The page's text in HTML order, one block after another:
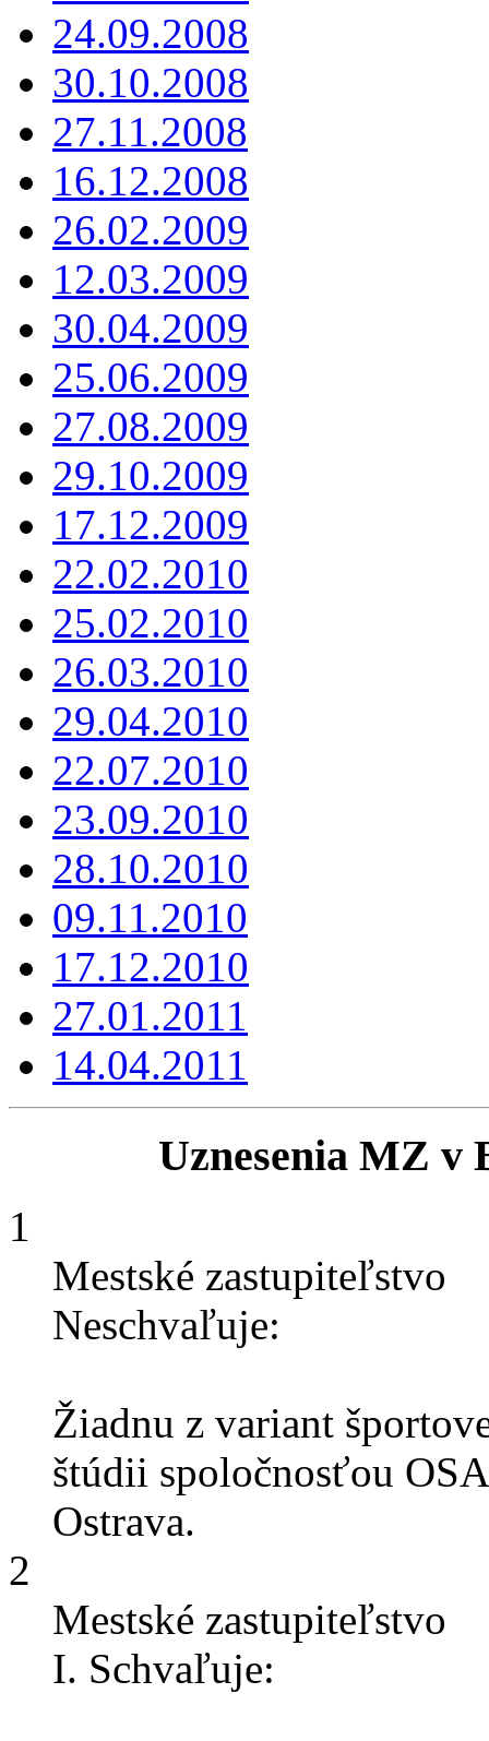
24.09.2008
30.10.2008
27.11.2008
16.12.2008
26.02.2009
12.03.2009
30.04.2009
25.06.2009
27.08.2009
29.10.2009
17.12.2009
22.02.2010
25.02.2010
26.03.2010
29.04.2010
22.07.2010
23.09.2010
28.10.2010
09.11.2010
17.12.2010
27.01.2011
14.04.2011
Uznesenia MZ v
1
Mestské zastupiteľstvo
Neschvaľuje:
Žiadnu z variant
štúdii spoločnosťou
Ostrava.
2
Mestské zastupiteľstvo
I. Schvaľuje: